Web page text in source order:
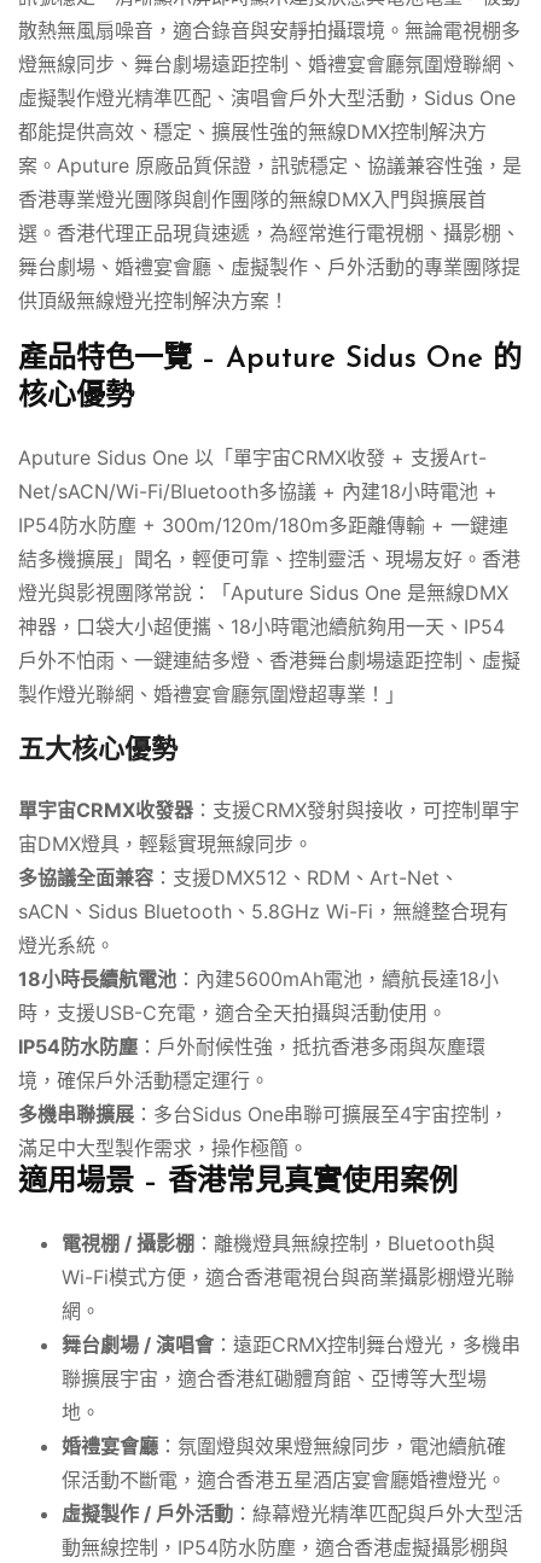
散熱無風扇噪音，適合錄音與安靜拍攝環境。無論電視棚多
燈無線同步、舞台劇場遠距控制、婚禮宴會廳氛圍燈聯網、
虛擬製作燈光精準匹配、演唱會戶外大型活動，Sidus One
都能提供高效、穩定、擴展性強的無線DMX控制解決方
案。Aputure 原廠品質保證，訊號穩定、協議兼容性強，是
香港專業燈光團隊與創作團隊的無線DMX入門與擴展首
選。香港代理正品現貨速遞，為經常進行電視棚、攝影棚、
舞台劇場、婚禮宴會廳、虛擬製作、戶外活動的專業團隊提
供頂級無線燈光控制解決方案！
產品特色一覽 – Aputure Sidus One 的
核心優勢
Aputure Sidus One 以「單宇宙CRMX收發 + 支援Art-
Net/sACN/Wi-Fi/Bluetooth多協議 + 內建18小時電池 +
IP54防水防塵 + 300m/120m/180m多距離傳輸 + 一鍵連
結多機擴展」聞名，輕便可靠、控制靈活、現場友好。香港
燈光與影視團隊常說：「Aputure Sidus One 是無線DMX
神器，口袋大小超便攜、18小時電池續航夠用一天、IP54
戶外不怕雨、一鍵連結多燈、香港舞台劇場遠距控制、虛擬
製作燈光聯網、婚禮宴會廳氛圍燈超專業！」
五大核心優勢
單宇宙CRMX收發器 ：支援CRMX發射與接收，可控制單宇
宙DMX燈具，輕鬆實現無線同步。
多協議全面兼容 ：支援DMX512、RDM、Art-Net、
sACN、Sidus Bluetooth、5.8GHz Wi-Fi，無縫整合現有
燈光系統。
18小時長續航電池 ：內建5600mAh電池，續航長達18小
時，支援USB-C充電，適合全天拍攝與活動使用。
IP54防水防塵 ：戶外耐候性強，抵抗香港多雨與灰塵環
境，確保戶外活動穩定運行。
多機串聯擴展 ：多台Sidus One串聯可擴展至4宇宙控制，
滿足中大型製作需求，操作極簡。
適用場景 – 香港常見真實使用案例
電視棚 / 攝影棚 ：離機燈具無線控制，Bluetooth與
Wi-Fi模式方便，適合香港電視台與商業攝影棚燈光聯
網。
舞台劇場 / 演唱會：遠距CRMX控制舞台燈光，多機串
聯擴展宇宙，適合香港紅磡體育館、亞博等大型場
地。
婚禮宴會廳 ：氛圍燈與效果燈無線同步，電池續航確
保活動不斷電，適合香港五星酒店宴會廳婚禮燈光。
虛擬製作 / 戶外活動 ：綠幕燈光精準匹配與戶外大型活
動無線控制，IP54防水防塵，適合香港虛擬攝影棚與